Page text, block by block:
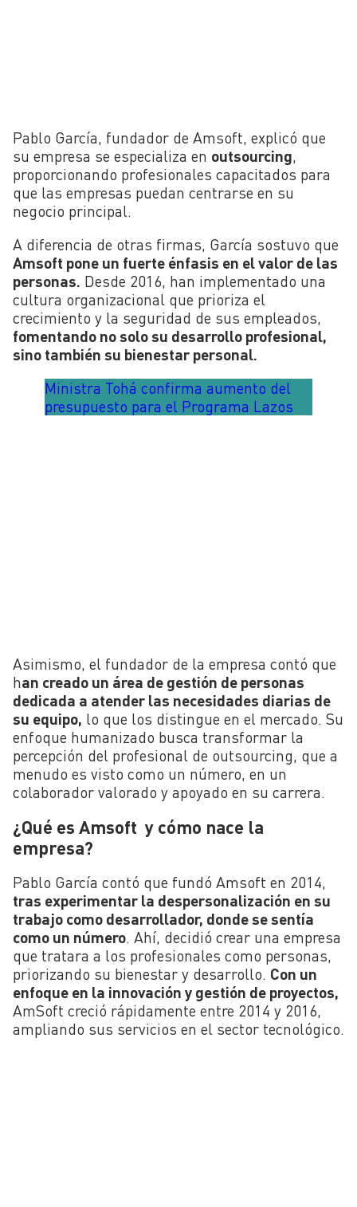
Pablo García, fundador de Amsoft, explicó que
su empresa se especializa en outsourcing,
proporcionando profesionales capacitados para
que las empresas puedan centrarse en su
negocio principal.
A diferencia de otras firmas, García sostuvo que
Amsoft pone un fuerte énfasis en el valor de las
personas. Desde 2016, han implementado una
cultura organizacional que prioriza el
crecimiento y la seguridad de sus empleados,
fomentando no solo su desarrollo profesional,
sino también su bienestar personal.
Ministra Tohá confirma aumento del
presupuesto para el Programa Lazos
Asimismo, el fundador de la empresa contó que
han creado un área de gestión de personas
dedicada a atender las necesidades diarias de
su equipo, lo que los distingue en el mercado. Su
enfoque humanizado busca transformar la
percepción del profesional de outsourcing, que a
menudo es visto como un número, en un
colaborador valorado y apoyado en su carrera.
¿Qué es Amsoft y cómo nace la
empresa?
Pablo García contó que fundó Amsoft en 2014,
tras experimentar la despersonalización en su
trabajo como desarrollador, donde se sentía
como un número. Ahí, decidió crear una empresa
que tratara a los profesionales como personas,
priorizando su bienestar y desarrollo. Con un
enfoque en la innovación y gestión de proyectos,
AmSoft creció rápidamente entre 2014 y 2016,
ampliando sus servicios en el sector tecnológico.